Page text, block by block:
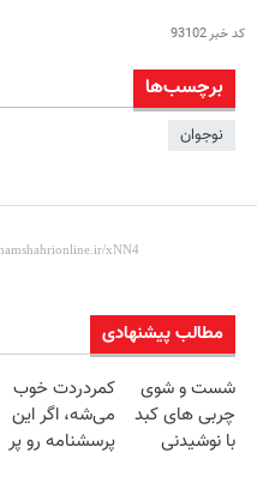
کد خبر93102
برچسب‌ها
نوجوان
مطالب پیشنهادی
شست و شوی
چربی های کبد
با نوشیدنی
کمردردت خوب
می‌شه، اگر این
پرسشنامه رو پر